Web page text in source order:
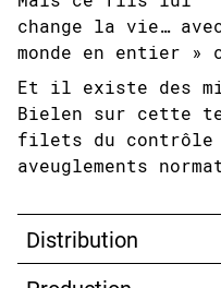
change la vie…
monde en entier »
Et il existe des
Bielen sur cette
filets du contrôle
aveuglements
Distribution